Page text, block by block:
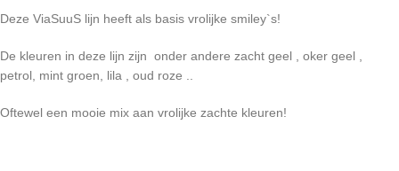
Deze ViaSuuS lijn heeft als basis vrolijke smiley`s!
De kleuren in deze lijn zijn onder andere zacht geel , oker geel ,
petrol, mint groen, lila , oud roze ..
Oftewel een mooie mix aan vrolijke zachte kleuren!